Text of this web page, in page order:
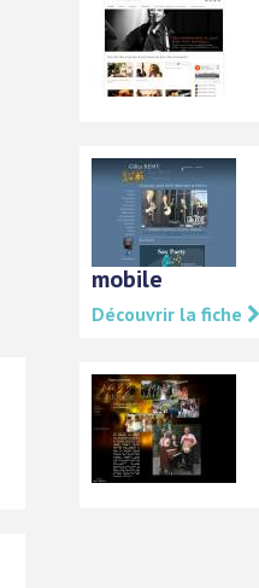
mobile
Découvrir la fiche